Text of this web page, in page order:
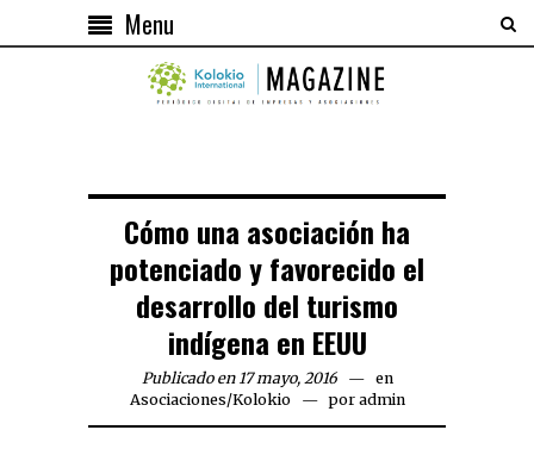
Menu
Cómo una asociación ha
potenciado y favorecido el
desarrollo del turismo
indígena en EEUU
Publicado en 17 mayo, 2016
en
Asociaciones/Kolokio por admin